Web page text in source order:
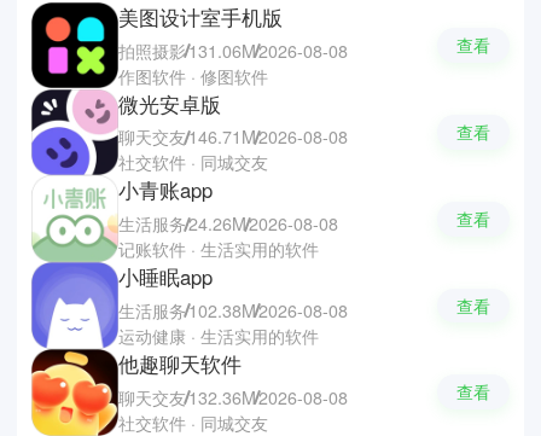
美图设计室手机版
拍照摄影131.06M2026-08-08
作图软件 · 修图软件
查看
微光安卓版
聊天交友146.71M2026-08-08
社交软件 · 同城交友
查看
小青账app
生活服务24.26M2026-08-08
记账软件 · 生活实用的软件
查看
小睡眠app
生活服务102.38M2026-08-08
运动健康 · 生活实用的软件
查看
他趣聊天软件
聊天交友132.36M2026-08-08
社交软件 · 同城交友
查看